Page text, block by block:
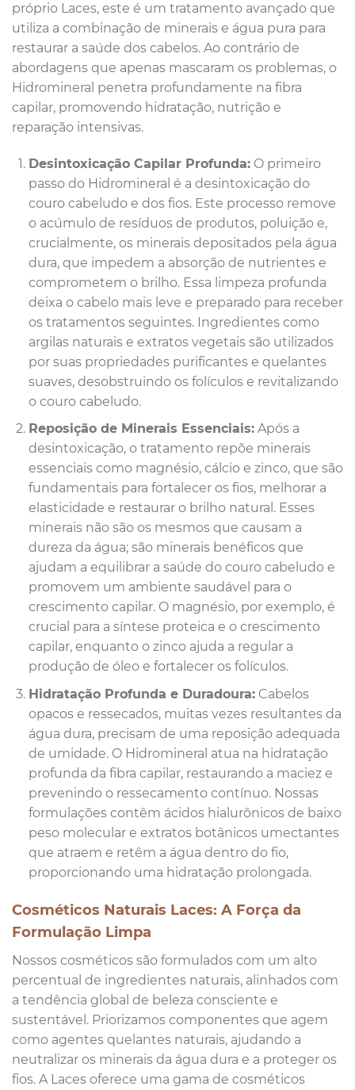
próprio Laces, este é um tratamento avançado que
utiliza a combinação de minerais e água pura para
restaurar a saúde dos cabelos. Ao contrário de
abordagens que apenas mascaram os problemas, o
Hidromineral penetra profundamente na fibra
capilar, promovendo hidratação, nutrição e
reparação intensivas.
Desintoxicação Capilar Profunda:O primeiro
passo do Hidromineral é a desintoxicação do
couro cabeludo e dos fios. Este processo remove
o acúmulo de resíduos de produtos, poluição e,
crucialmente, os minerais depositados pela água
dura, que impedem a absorção de nutrientes e
comprometem o brilho. Essa limpeza profunda
deixa o cabelo mais leve e preparado para receber
os tratamentos seguintes. Ingredientes como
argilas naturais e extratos vegetais são utilizados
por suas propriedades purificantes e quelantes
suaves, desobstruindo os folículos e revitalizando
o couro cabeludo.
Reposição de Minerais Essenciais:Após a
desintoxicação, o tratamento repõe minerais
essenciais como magnésio, cálcio e zinco, que são
fundamentais para fortalecer os fios, melhorar a
elasticidade e restaurar o brilho natural. Esses
minerais não são os mesmos que causam a
dureza da água; são minerais benéficos que
ajudam a equilibrar a saúde do couro cabeludo e
promovem um ambiente saudável para o
crescimento capilar. O magnésio, por exemplo, é
crucial para a síntese proteica e o crescimento
capilar, enquanto o zinco ajuda a regular a
produção de óleo e fortalecer os folículos.
Hidratação Profunda e Duradoura:Cabelos
opacos e ressecados, muitas vezes resultantes da
água dura, precisam de uma reposição adequada
de umidade. O Hidromineral atua na hidratação
profunda da fibra capilar, restaurando a maciez e
prevenindo o ressecamento contínuo. Nossas
formulações contêm ácidos hialurônicos de baixo
peso molecular e extratos botânicos umectantes
que atraem e retêm a água dentro do fio,
proporcionando uma hidratação prolongada.
Cosméticos Naturais Laces: A Força da
Formulação Limpa
Nossos cosméticos são formulados com um alto
percentual de ingredientes naturais, alinhados com
a tendência global de beleza consciente e
sustentável. Priorizamos componentes que agem
como agentes quelantes naturais, ajudando a
neutralizar os minerais da água dura e a proteger os
fios. A Laces oferece uma gama de cosméticos